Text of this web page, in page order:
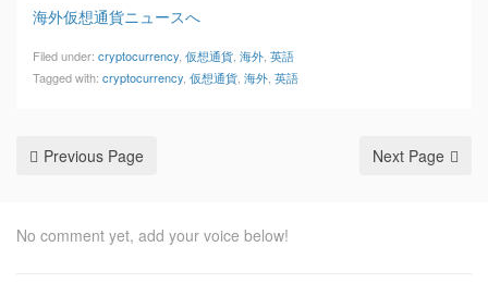
海外仮想通貨ニュースへ
Filed under: cryptocurrency 仮想通貨 海外 英語
Tagged with: cryptocurrency 仮想通貨 海外 英語
Previous Page Next Page
No comment yet, add your voice below!